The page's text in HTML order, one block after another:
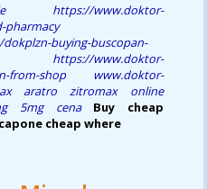
https://www.doktor-
pharmacy
buying-buscopan-
https://www.doktor-
from-shop
www.doktor-
aratro zitromax online
5mg cena
Buy cheap
cheap where